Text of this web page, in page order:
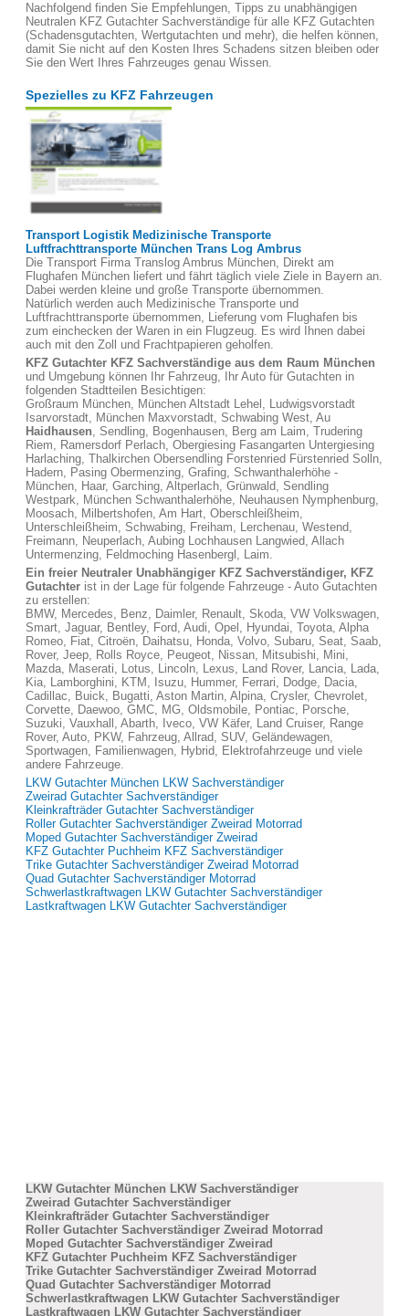
Nachfolgend finden Sie Empfehlungen, Tipps zu unabhängigen
Neutralen KFZ Gutachter Sachverständige für alle KFZ Gutachten
(Schadensgutachten, Wertgutachten und mehr), die helfen können,
damit Sie nicht auf den Kosten Ihres Schadens sitzen bleiben oder
Sie den Wert Ihres Fahrzeuges genau Wissen.
Spezielles zu KFZ Fahrzeugen
Transport Logistik Medizinische Transporte
Luftfrachttransporte München Trans Log Ambrus
Die Transport Firma Translog Ambrus München, Direkt am
Flughafen München liefert und fährt täglich viele Ziele in Bayern an.
Dabei werden kleine und große Transporte übernommen.
Natürlich werden auch Medizinische Transporte und
Luftfrachttransporte übernommen, Lieferung vom Flughafen bis
zum einchecken der Waren in ein Flugzeug. Es wird Ihnen dabei
auch mit den Zoll und Frachtpapieren geholfen.
KFZ Gutachter KFZ Sachverständige aus dem Raum München
und Umgebung können Ihr Fahrzeug, Ihr Auto für Gutachten in
folgenden Stadtteilen Besichtigen:
Großraum München, München Altstadt Lehel, Ludwigsvorstadt
Isarvorstadt, München Maxvorstadt, Schwabing West, Au
Haidhausen, Sendling, Bogenhausen, Berg am Laim, Trudering
Riem, Ramersdorf Perlach, Obergiesing Fasangarten Untergiesing
Harlaching, Thalkirchen Obersendling Forstenried Fürstenried Solln,
Hadern, Pasing Obermenzing, Grafing, Schwanthalerhöhe -
München, Haar, Garching, Altperlach, Grünwald, Sendling
Westpark, München Schwanthalerhöhe, Neuhausen Nymphenburg,
Moosach, Milbertshofen, Am Hart, Oberschleißheim,
Unterschleißheim, Schwabing, Freiham, Lerchenau, Westend,
Freimann, Neuperlach, Aubing Lochhausen Langwied, Allach
Untermenzing, Feldmoching Hasenbergl, Laim.
Ein freier Neutraler Unabhängiger KFZ Sachverständiger, KFZ
Gutachter ist in der Lage für folgende Fahrzeuge - Auto Gutachten
zu erstellen:
BMW, Mercedes, Benz, Daimler, Renault, Skoda, VW Volkswagen,
Smart, Jaguar, Bentley, Ford, Audi, Opel, Hyundai, Toyota, Alpha
Romeo, Fiat, Citroën, Daihatsu, Honda, Volvo, Subaru, Seat, Saab,
Rover, Jeep, Rolls Royce, Peugeot, Nissan, Mitsubishi, Mini,
Mazda, Maserati, Lotus, Lincoln, Lexus, Land Rover, Lancia, Lada,
Kia, Lamborghini, KTM, Isuzu, Hummer, Ferrari, Dodge, Dacia,
Cadillac, Buick, Bugatti, Aston Martin, Alpina, Crysler, Chevrolet,
Corvette, Daewoo, GMC, MG, Oldsmobile, Pontiac, Porsche,
Suzuki, Vauxhall, Abarth, Iveco, VW Käfer, Land Cruiser, Range
Rover, Auto, PKW, Fahrzeug, Allrad, SUV, Geländewagen,
Sportwagen, Familienwagen, Hybrid, Elektrofahrzeuge und viele
andere Fahrzeuge.
LKW Gutachter München LKW Sachverständiger
Zweirad Gutachter Sachverständiger
Kleinkrafträder Gutachter Sachverständiger
Roller Gutachter Sachverständiger Zweirad Motorrad
Moped Gutachter Sachverständiger Zweirad
KFZ Gutachter Puchheim KFZ Sachverständiger
Trike Gutachter Sachverständiger Zweirad Motorrad
Quad Gutachter Sachverständiger Motorrad
Schwerlastkraftwagen LKW Gutachter Sachverständiger
Lastkraftwagen LKW Gutachter Sachverständiger
LKW Gutachter München LKW Sachverständiger
Zweirad Gutachter Sachverständiger
Kleinkrafträder Gutachter Sachverständiger
Roller Gutachter Sachverständiger Zweirad Motorrad
Moped Gutachter Sachverständiger Zweirad
KFZ Gutachter Puchheim KFZ Sachverständiger
Trike Gutachter Sachverständiger Zweirad Motorrad
Quad Gutachter Sachverständiger Motorrad
Schwerlastkraftwagen LKW Gutachter Sachverständiger
Lastkraftwagen LKW Gutachter Sachverständiger